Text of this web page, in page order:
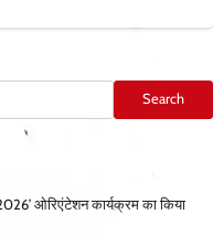
Search
2026’ ओरिएंटेशन कार्यक्रम का किया